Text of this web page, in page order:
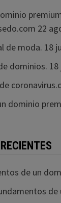
22
de moda. 18
dominios. 18
dominio
de un